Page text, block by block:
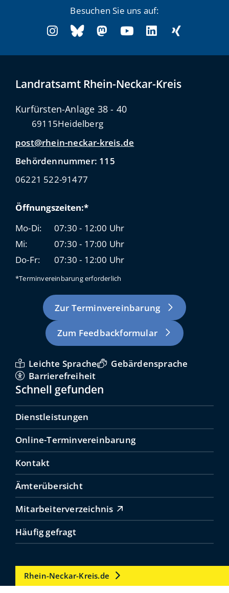
Besuchen Sie uns auf:
Landratsamt Rhein-Neckar-Kreis
Kurfürsten-Anlage 38 - 40
69115Heidelberg
post@rhein-neckar-kreis.de
Behördennummer: 115
06221 522-91477
Öffnungszeiten:*
Mo-Di:
07:30 - 12:00 Uhr
Mi:
07:30 - 17:00 Uhr
Do-Fr:
07:30 - 12:00 Uhr
*Terminvereinbarung erforderlich
Zur Terminvereinbarung
Zum Feedbackformular
Leichte Sprache
Gebärdensprache
Barrierefreiheit
Schnell gefunden
Dienstleistungen
Online-Terminvereinbarung
Kontakt
Ämterübersicht
Mitarbeiterverzeichnis
Häufig gefragt
Rhein-Neckar-Kreis.de